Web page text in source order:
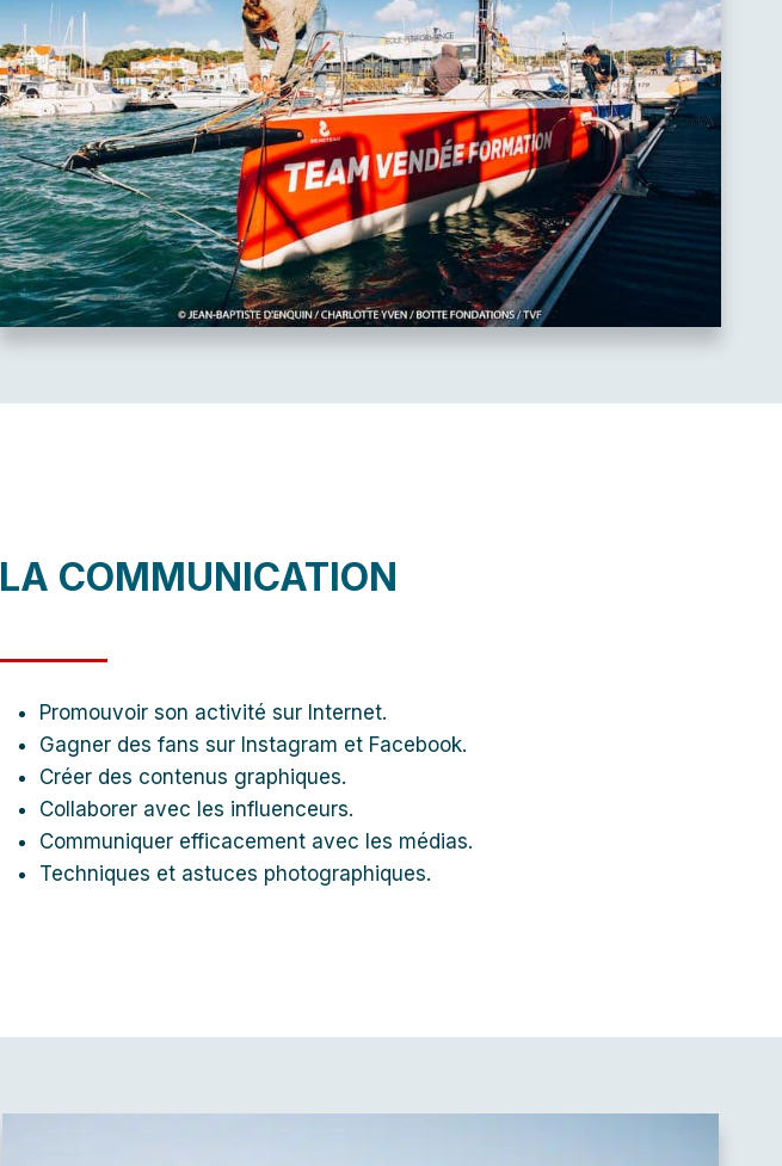
LA COMMUNICATION
Promouvoir son activité sur Internet.
Gagner des fans sur Instagram et Facebook.
Créer des contenus graphiques.
Collaborer avec les influenceurs.
Communiquer efficacement avec les médias.
Techniques et astuces photographiques.